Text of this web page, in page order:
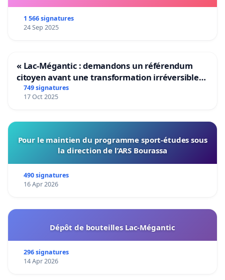
1 566 signatures
24 Sep 2025
« Lac-Mégantic : demandons un référendum
citoyen avant une transformation irréversible
de notre territoire »
749 signatures
17 Oct 2025
Pour le maintien du programme sport-études sous
la direction de l’ARS Bourassa
490 signatures
16 Apr 2026
Dépôt de bouteilles Lac-Mégantic
296 signatures
14 Apr 2026